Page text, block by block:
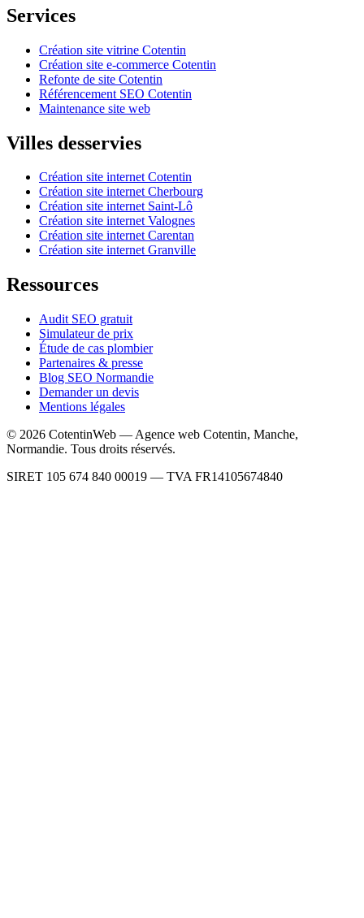
Services
Création site vitrine Cotentin
Création site e-commerce Cotentin
Refonte de site Cotentin
Référencement SEO Cotentin
Maintenance site web
Villes desservies
Création site internet Cotentin
Création site internet Cherbourg
Création site internet Saint-Lô
Création site internet Valognes
Création site internet Carentan
Création site internet Granville
Ressources
Audit SEO gratuit
Simulateur de prix
Étude de cas plombier
Partenaires & presse
Blog SEO Normandie
Demander un devis
Mentions légales
© 2026 CotentinWeb — Agence web Cotentin, Manche,
Normandie. Tous droits réservés.
SIRET 105 674 840 00019 — TVA FR14105674840